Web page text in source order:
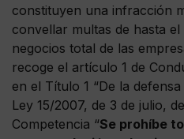
constituyen una infracción
convellar multas de hasta
negocios total de las
recoge el artículo 1 de
en el Título 1 “De la
Ley 15/2007, de 3 de julio,
Competencia “Se prohíbe